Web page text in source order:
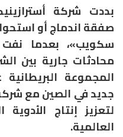
بددت شركة
صفقة اندماج أو
سكويب»، بعدما
محادثات جارية بين
المجموعة
لتعزيز إنتاج
العالمية.